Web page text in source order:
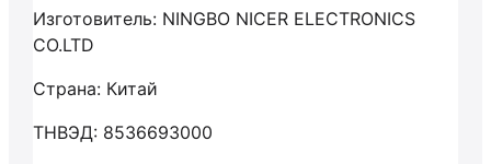
Изготовитель: NINGBO NICER ELECTRONICS
CO.LTD
Страна: Китай
ТНВЭД: 8536693000